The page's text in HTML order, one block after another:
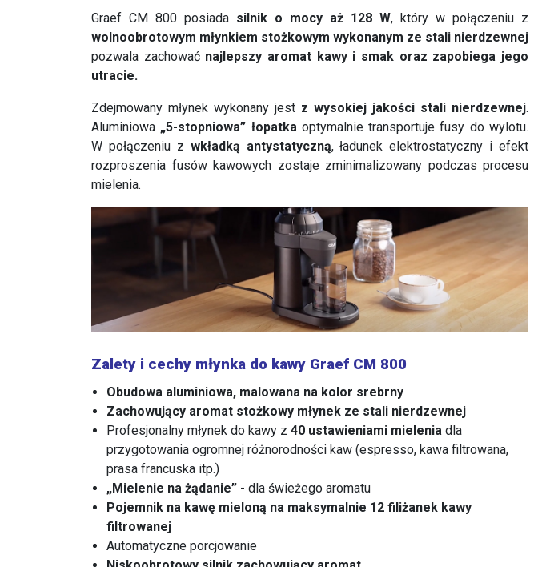
Graef CM 800 posiada silnik o mocy aż 128 W, który w połączeniu z
wolnoobrotowym młynkiem stożkowym wykonanym ze stali nierdzewnej
pozwala zachowaćnajlepszy aromat kawy i smak oraz zapobiega jego
utracie.
Zdejmowany młynek wykonany jest z wysokiej jakości stali nierdzewnej.
Aluminiowa „5-stopniowa” łopatkaoptymalnie transportuje fusy do wylotu.
W połączeniu z wkładką antystatyczną, ładunek elektrostatyczny i efekt
rozproszenia fusów kawowych zostaje zminimalizowany podczas procesu
mielenia.
Zalety i cechy młynka do kawy Graef CM 800
Obudowa aluminiowa, malowana na kolor srebrny
Zachowujący aromat stożkowy młynek ze stali nierdzewnej
Profesjonalny młynek do kawy z40 ustawieniami mielenia dla
przygotowania ogromnej różnorodności kaw (espresso, kawa filtrowana,
prasa francuska itp.)
„Mielenie na żądanie” - dla świeżego aromatu
Pojemnik na kawę mieloną na maksymalnie 12 filiżanek kawy
filtrowanej
Automatyczne porcjowanie